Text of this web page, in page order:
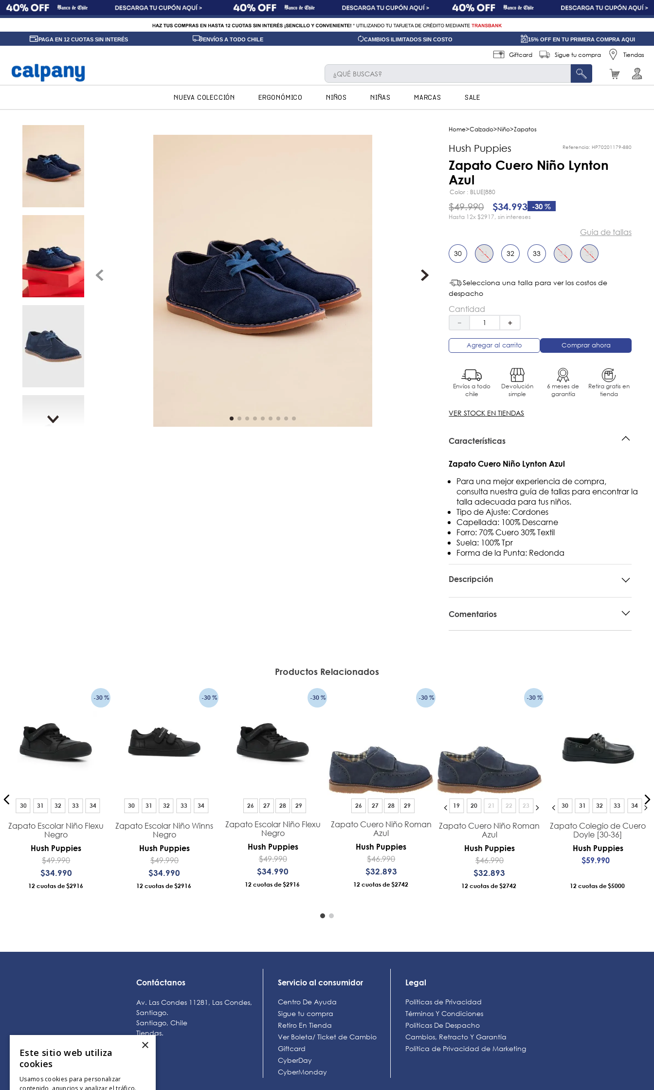
PAGA EN 12 CUOTAS SIN INTERÉS ENVÍOS A TODO CHILE CAMBIOS ILIMITADOS SIN COSTO 15% OFF EN TU PRIMERA COMPRA AQUI
Giftcard Sigue tu compra Tiendas
¿QUÉ BUSCAS?
NUEVA COLECCIÓN ERGONÓMICO NIÑOS NIÑAS MARCAS SALE
Calzado Niño Zapatos
Hush Puppies Referencia: HP70201179-880
Zapato Cuero Niño Lynton
Azul
Color BLUE[880
$49.990 $34.993 -30 %
12x$2917 sin intereses
Guia de tallas
30 31 32 33 34 35
Selecciona una talla para ver los costos de
despacho
Cantidad
＋
－
Agregar al carrito Comprar ahora
Envíos a todo
chile
Devolución
simple
6 meses de
garantía
Retira gratis en
tienda
VER STOCK EN TIENDAS
Características
Zapato Cuero Niño Lynton Azul
Para una mejor experiencia de compra,
consulta nuestra guía de tallas para encontrar la
talla adecuada para tus niños.
Tipo de Ajuste: Cordones
Capellada: 100% Descarne
Forro: 70% Cuero 30% Textil
Suela: 100% Tpr
Forma de la Punta: Redonda
Descripción
Comentarios
Productos Relacionados
-30 %
30 31 32 33 34
Zapato Escolar Niño Flexu
Negro
Hush Puppies
$49.990
$34 990
12 $2916
-30 %
30 31 32 33 34
Zapato Escolar Niño Winns
Negro
Hush Puppies
$49.990
$34 990
12 $2916
-30 %
26 27 28 29
Zapato Escolar Niño Flexu
Negro
Hush Puppies
$49.990
$34 990
12 $2916
-30 %
26 27 28 29
Zapato Cuero Niño Roman
Azul
Hush Puppies
$46.990
$32 893
12 $2742
-30 %
19 20 21 22 23
Zapato Cuero Niño Roman
Azul
Hush Puppies
$46.990
$32 .893
12 $2742
30 31 32 33 34
Zapato Colegio de Cuero
Doyle [30-36]
Hush Puppies
$59. 990
12 $5000
Contáctanos
Av. Las Condes 11281, Las Condes,
Santiago.
Santiago, Chile
Tiendas.
Servicio al consumidor
Centro De Ayuda
Sigue tu compra
Retiro En Tienda
Ver Boleta/ Ticket de Cambio
Giftcard
CyberDay
CyberMonday
Legal
Políticas de Privacidad
Términos Y Condiciones
Políticas De Despacho
Cambios, Retracto Y Garantía
Política de Privacidad de Marketing
×
Este sitio web utiliza
cookies
Usamos cookies para personalizar
contenido, anuncios y analizar el tráfico.
TÉRMINOS MÁS BUSCADOS
1.
ninos
9.
10 . sandalias